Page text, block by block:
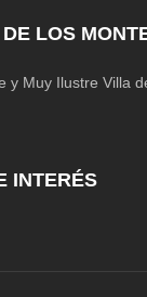
LOS
y Muy Ilustre Villa
INTERÉS